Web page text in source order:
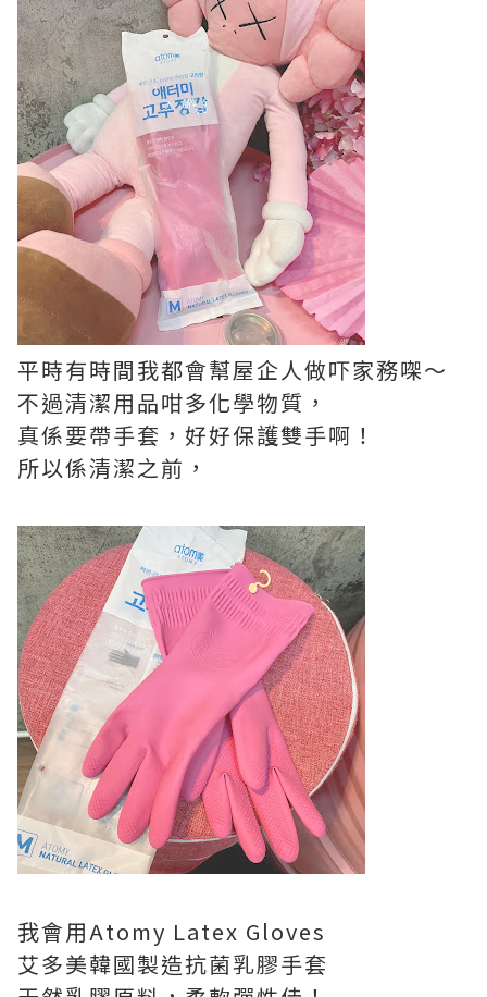
平時有時間我都會幫屋企人做吓家務㗎～
不過清潔用品咁多化學物質，
真係要帶手套，好好保護雙手啊！
所以係清潔之前，
我會用Atomy Latex Gloves
艾多美韓國製造抗菌乳膠手套